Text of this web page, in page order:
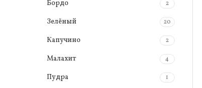
Бордо 2
Зелёный 20
Капучино 2
Малахит 4
Пудра 1